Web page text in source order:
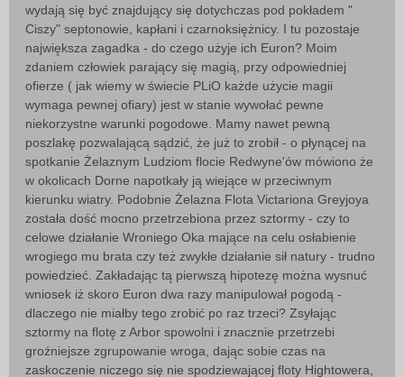
wydają się być znajdujący się dotychczas pod pokładem "
Ciszy" septonowie, kapłani i czarnoksiężnicy. I tu pozostaje
największa zagadka - do czego użyje ich Euron? Moim
zdaniem człowiek parający się magią, przy odpowiedniej
ofierze ( jak wiemy w świecie PLiO każde użycie magii
wymaga pewnej ofiary) jest w stanie wywołać pewne
niekorzystne warunki pogodowe. Mamy nawet pewną
poszlakę pozwalającą sądzić, że już to zrobił - o płynącej na
spotkanie Żelaznym Ludziom flocie Redwyne'ów mówiono że
w okolicach Dorne napotkały ją wiejące w przeciwnym
kierunku wiatry. Podobnie Żelazna Flota Victariona Greyjoya
została dość mocno przetrzebiona przez sztormy - czy to
celowe działanie Wroniego Oka mające na celu osłabienie
wrogiego mu brata czy też zwykłe działanie sił natury - trudno
powiedzieć. Zakładając tą pierwszą hipotezę można wysnuć
wniosek iż skoro Euron dwa razy manipulował pogodą -
dlaczego nie miałby tego zrobić po raz trzeci? Zsyłając
sztormy na flotę z Arbor spowolni i znacznie przetrzebi
groźniejsze zgrupowanie wroga, dając sobie czas na
zaskoczenie niczego się nie spodziewającej floty Hightowera,